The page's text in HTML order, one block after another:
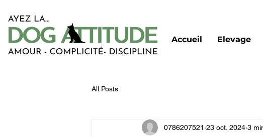
Accueil Elevage
All Posts
0786207521 23 oct. 2024 3